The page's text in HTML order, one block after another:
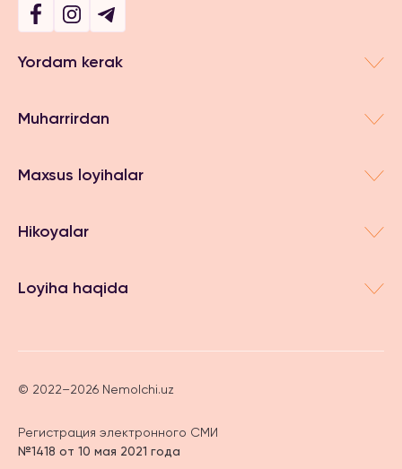
Yordam kerak
Muharrirdan
Maxsus loyihalar
Hikoyalar
Loyiha haqida
© 2022–2026 Nemolchi.uz
Регистрация электронного СМИ
№1418 от 10 мая 2021 года